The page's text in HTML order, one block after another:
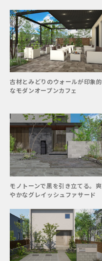
古材とみどりのウォールが印象的
なモダンオープンカフェ
モノトーンで黒を引き立てる。爽
やかなグレイッシュファサード